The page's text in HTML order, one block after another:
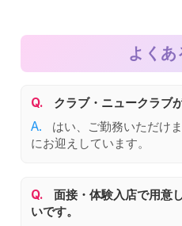
よくあ
Q.
クラブ・ニュークラブ
A.
はい、ご勤務いただけ
にお迎えしています。
Q.
面接・体験入店で用意
いです。